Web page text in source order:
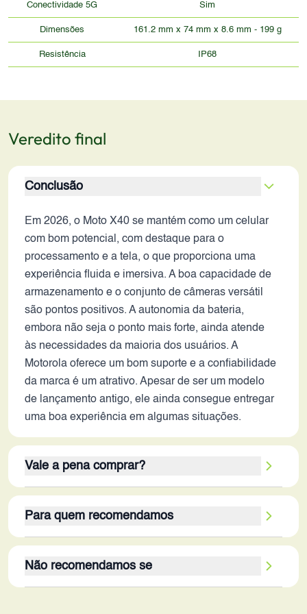
Conectividade 5G Sim
Dimensões 161.2 mm x 74 mm x 8.6 mm - 199 g
Resistência IP68
Veredito final
Conclusão
Em 2026, o Moto X40 se mantém como um celular
com bom potencial, com destaque para o
processamento e a tela, o que proporciona uma
experiência fluida e imersiva. A boa capacidade de
armazenamento e o conjunto de câmeras versátil
são pontos positivos. A autonomia da bateria,
embora não seja o ponto mais forte, ainda atende
às necessidades da maioria dos usuários. A
Motorola oferece um bom suporte e a confiabilidade
da marca é um atrativo. Apesar de ser um modelo
de lançamento antigo, ele ainda consegue entregar
uma boa experiência em algumas situações.
Vale a pena comprar?
pode ser uma boa opção, dependendo do preço em
relação aos modelos mais recentes. Se o preço for
processador Snapdragon 8 Gen 2, a tela AMOLED
com alta taxa de atualização e o bom espaço de
Para quem recomendamos
buscam um celular com bom desempenho para
jogos, multitarefas e consumo de mídia. É ideal
Não recomendamos se